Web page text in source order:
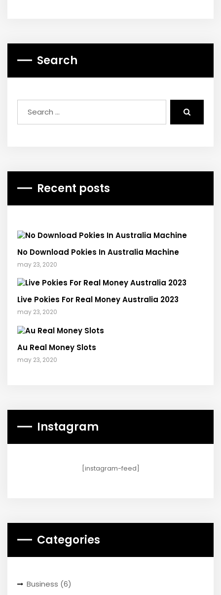
Search
Recent posts
No Download Pokies In Australia Machine
may 23, 2020
Live Pokies For Real Money Australia 2023
may 23, 2020
Au Real Money Slots
may 23, 2020
Instagram
[instagram-feed]
Categories
Business (6)